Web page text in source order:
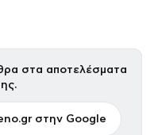
στα αποτελέσματα
στην Google